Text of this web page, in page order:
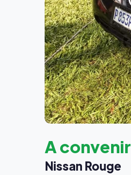
A convenir
Nissan Rouge